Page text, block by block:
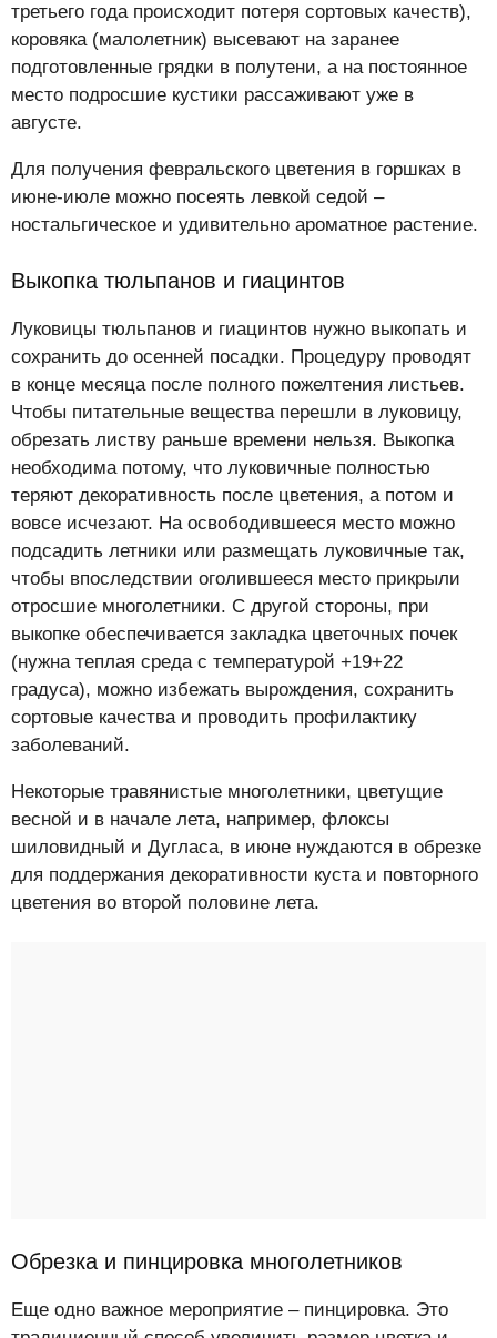
третьего года происходит потеря сортовых качеств),
коровяка (малолетник) высевают на заранее
подготовленные грядки в полутени, а на постоянное
место подросшие кустики рассаживают уже в
августе.
Для получения февральского цветения в горшках в
июне-июле можно посеять левкой седой –
ностальгическое и удивительно ароматное растение.
Выкопка тюльпанов и гиацинтов
Луковицы тюльпанов и гиацинтов нужно выкопать и
сохранить до осенней посадки. Процедуру проводят
в конце месяца после полного пожелтения листьев.
Чтобы питательные вещества перешли в луковицу,
обрезать листву раньше времени нельзя. Выкопка
необходима потому, что луковичные полностью
теряют декоративность после цветения, а потом и
вовсе исчезают. На освободившееся место можно
подсадить летники или размещать луковичные так,
чтобы впоследствии оголившееся место прикрыли
отросшие многолетники. С другой стороны, при
выкопке обеспечивается закладка цветочных почек
(нужна теплая среда с температурой +19+22
градуса), можно избежать вырождения, сохранить
сортовые качества и проводить профилактику
заболеваний.
Некоторые травянистые многолетники, цветущие
весной и в начале лета, например, флоксы
шиловидный и Дугласа, в июне нуждаются в обрезке
для поддержания декоративности куста и повторного
цветения во второй половине лета.
Обрезка и пинцировка многолетников
Еще одно важное мероприятие – пинцировка. Это